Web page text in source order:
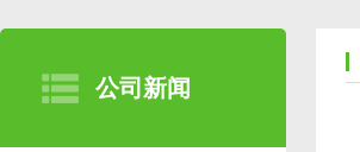
公司新闻